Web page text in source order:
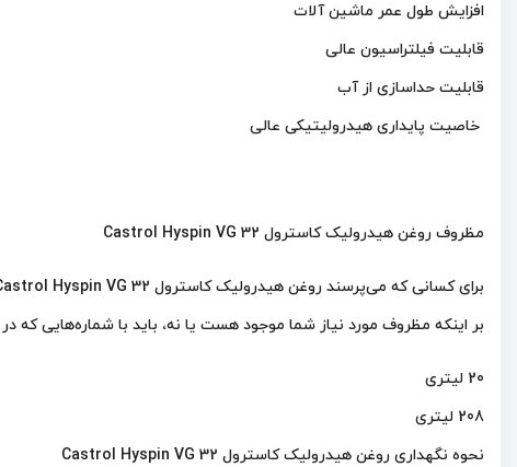
افزایش طول عمر ماشین آلات
قابلیت فیلتراسیون عالی
قابلیت حداسازی از آب
خاصیت پایداری هیدرولیتیکی عالی
مظروف روغن هیدرولیک کاسترول Castrol Hyspin VG 32
بر اینکه مظروف مورد نیاز شما موجود هست یا نه، باید با شماره‌هایی که
20 لیتری
208 لیتری
نحوه نگهداری روغن هیدرولیک کاسترول Castrol Hyspin VG 32